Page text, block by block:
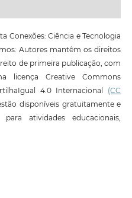
Conexões: Ciência e Tecnologia
Autores mantêm os direitos
de primeira publicação, com
licença Creative Commons
4.0 Internacional (CC
disponíveis gratuitamente e
atividades educacionais,